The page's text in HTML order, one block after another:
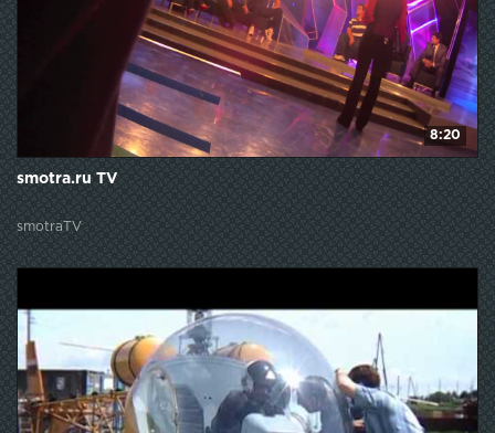
8:20
smotra.ru TV
smotraTV